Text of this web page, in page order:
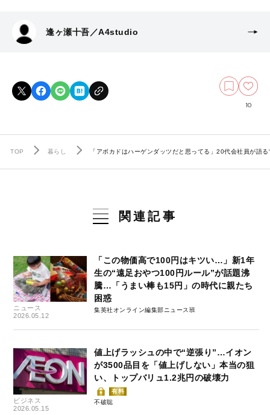
逢ヶ瀬十吾／A4studio
10
TOP 暮らし 「アボカドはハーゲンダッツだと思ってる」20代会社員が語
関連記事
ニュース
2026.05.12
「この物価高で100円はキツい…」新1年
生の“遠足おやつ100円ルール”が話題沸
騰…「うまい棒も15円」の時代に親たち
困惑
集英社オンライン編集部ニュース班
ビジネス
2026.05.15
値上げラッシュの中で“逆張り”…イオン
が3500品目を「値上げしない」本当の狙
い、トップバリュ1.2兆円の破壊力
有料
不破聡